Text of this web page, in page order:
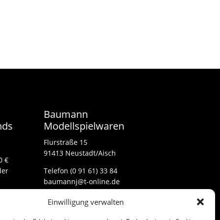
Einwilligung verwalten
€
Baumann
Modellspielwaren
Flurstraße 15
91413 Neustadt/Aisch
Telefon (0 91 61) 33 84
baumannj@t-online.de